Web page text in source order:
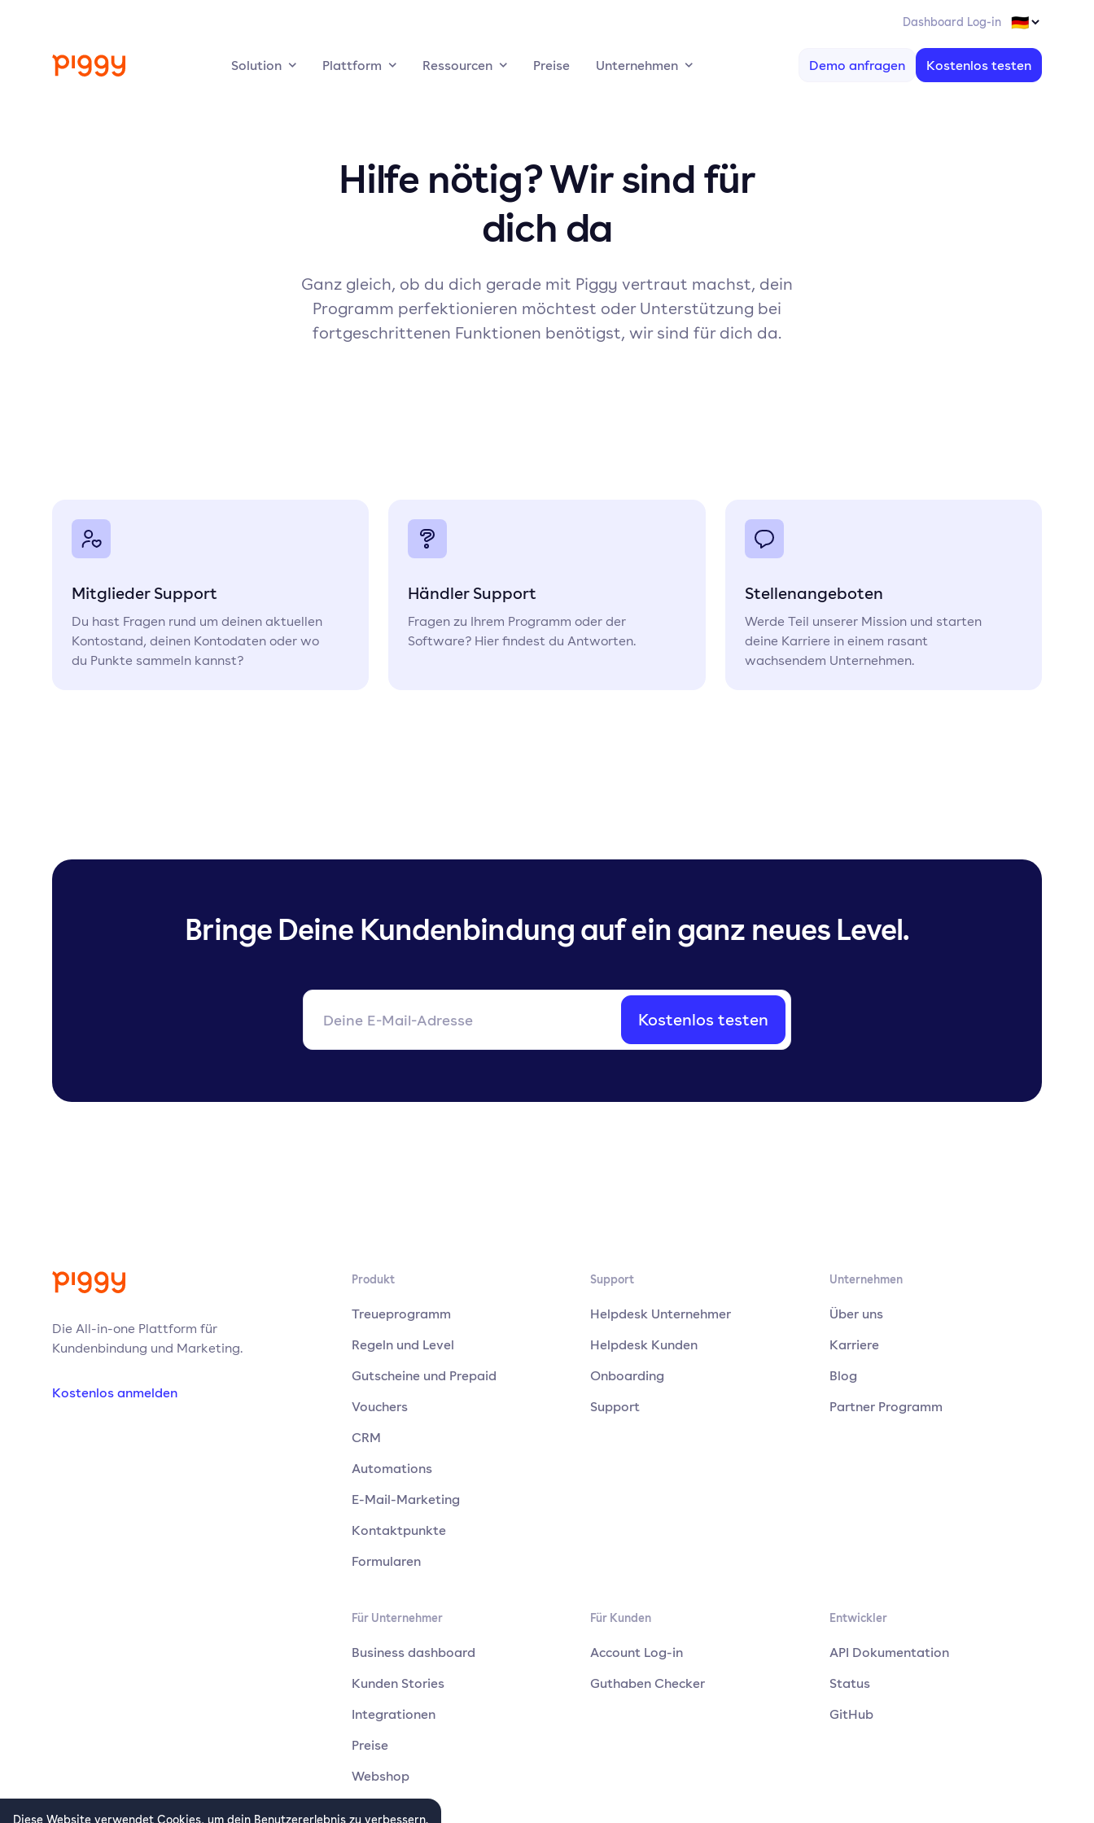
Diese Website verwendet Cookies, um dein Benutzererlebnis zu verbessern.
Dashboard Log-in
Solution Plattform Ressourcen Preise Unternehmen Demo anfragen Kostenlos testen
Hilfe nötig? Wir sind für
dich da
Ganz gleich, ob du dich gerade mit Piggy vertraut machst, dein
Programm perfektionieren möchtest oder Unterstützung bei
fortgeschrittenen Funktionen benötigst, wir sind für dich da.
Mitglieder Support
Du hast Fragen rund um deinen aktuellen
Kontostand, deinen Kontodaten oder wo
du Punkte sammeln kannst?
Händler Support
Fragen zu Ihrem Programm oder der
Software? Hier findest du Antworten.
Stellenangeboten
Werde Teil unserer Mission und starten
deine Karriere in einem rasant
wachsendem Unternehmen.
Bringe Deine Kundenbindung auf ein ganz neues Level.
Kostenlos testen
Die All-in-one Plattform für
Kundenbindung und Marketing.
Kostenlos anmelden
Produkt
Treueprogramm
Regeln und Level
Gutscheine und Prepaid
Vouchers
CRM
Automations
E-Mail-Marketing
Kontaktpunkte
Formularen
Support
Helpdesk Unternehmer
Helpdesk Kunden
Onboarding
Support
Unternehmen
Über uns
Karriere
Blog
Partner Programm
Für Unternehmer
Business dashboard
Kunden Stories
Integrationen
Preise
Webshop
Für Kunden
Account Log-in
Guthaben Checker
Entwickler
API Dokumentation
Status
GitHub